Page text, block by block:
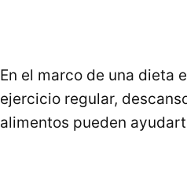
En el marco de una dieta
ejercicio regular,
alimentos pueden